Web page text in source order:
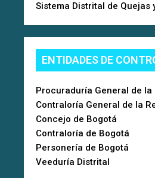
Sistema Distrital de Quejas
ENTIDADES DE
Procuraduría General de la
Contraloría General de la
Concejo de Bogotá
Contraloría de Bogotá
Personería de Bogotá
Veeduría Distrital